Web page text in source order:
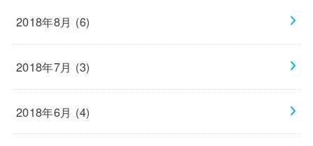
2018年8月 (6)
2018年7月 (3)
2018年6月 (4)